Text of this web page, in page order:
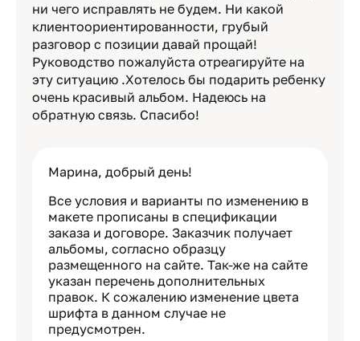
ни чего исправлять не будем. Ни какой
клиентоориентированности, грубый
разговор с позиции давай прощай!
Руководство пожалуйста отреагируйте на
эту ситуацию .Хотелось бы подарить ребенку
очень красивый альбом. Надеюсь на
обратную связь. Спасибо!
Марина, добрый день!
Все условия и варианты по изменению в
макете прописаны в спецификации
заказа и договоре. Заказчик получает
альбомы, согласно образцу
размещенного на сайте. Так-же на сайте
указан перечень дополнительных
правок. К сожалению изменение цвета
шрифта в данном случае не
предусмотрен.